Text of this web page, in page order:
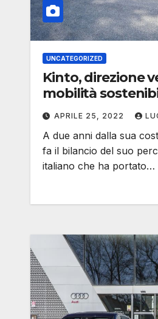
UNCATEGORIZED
Kinto, direzione
mobilità
APRILE 25, 2022
A due anni dalla sua
fa il bilancio del suo
italiano che ha portato…